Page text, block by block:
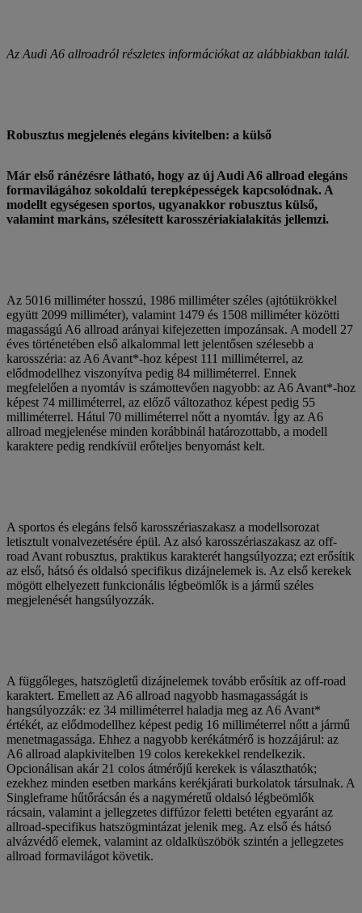
Az Audi A6 allroadról részletes információkat az alábbiakban talál.
Robusztus megjelenés elegáns kivitelben: a külső
Már első ránézésre látható, hogy az új Audi A6 allroad elegáns
formavilágához sokoldalú terepképességek kapcsolódnak. A
modellt egységesen sportos, ugyanakkor robusztus külső,
valamint markáns, szélesített karosszériakialakítás jellemzi.
Az 5016 milliméter hosszú, 1986 milliméter széles (ajtótükrökkel
együtt 2099 milliméter), valamint 1479 és 1508 milliméter közötti
magasságú A6 allroad arányai kifejezetten impozánsak. A modell 27
éves történetében első alkalommal lett jelentősen szélesebb a
karosszéria: az A6 Avant*-hoz képest 111 milliméterrel, az
elődmodellhez viszonyítva pedig 84 milliméterrel. Ennek
megfelelően a nyomtáv is számottevően nagyobb: az A6 Avant*-hoz
képest 74 milliméterrel, az előző változathoz képest pedig 55
milliméterrel. Hátul 70 milliméterrel nőtt a nyomtáv. Így az A6
allroad megjelenése minden korábbinál határozottabb, a modell
karaktere pedig rendkívül erőteljes benyomást kelt.
A sportos és elegáns felső karosszériaszakasz a modellsorozat
letisztult vonalvezetésére épül. Az alsó karosszériaszakasz az off-
road Avant robusztus, praktikus karakterét hangsúlyozza; ezt erősítik
az első, hátsó és oldalsó specifikus dizájnelemek is. Az első kerekek
mögött elhelyezett funkcionális légbeömlők is a jármű széles
megjelenését hangsúlyozzák.
A függőleges, hatszögletű dizájnelemek tovább erősítik az off-road
karaktert. Emellett az A6 allroad nagyobb hasmagasságát is
hangsúlyozzák: ez 34 milliméterrel haladja meg az A6 Avant*
értékét, az elődmodellhez képest pedig 16 milliméterrel nőtt a jármű
menetmagassága. Ehhez a nagyobb kerékátmérő is hozzájárul: az
A6 allroad alapkivitelben 19 colos kerekekkel rendelkezik.
Opcionálisan akár 21 colos átmérőjű kerekek is választhatók;
ezekhez minden esetben markáns kerékjárati burkolatok társulnak. A
Singleframe hűtőrácsán és a nagyméretű oldalsó légbeömlők
rácsain, valamint a jellegzetes diffúzor feletti betéten egyaránt az
allroad-specifikus hatszögmintázat jelenik meg. Az első és hátsó
alvázvédő elemek, valamint az oldalküszöbök szintén a jellegzetes
allroad formavilágot követik.